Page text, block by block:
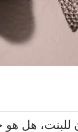
للبنت، هل هو